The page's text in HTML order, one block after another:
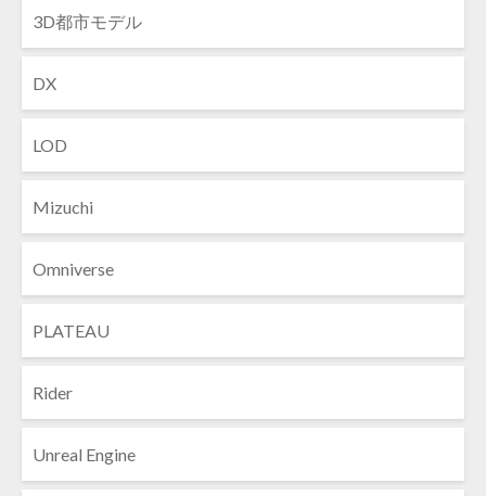
3D都市モデル
DX
LOD
Mizuchi
Omniverse
PLATEAU
Rider
Unreal Engine